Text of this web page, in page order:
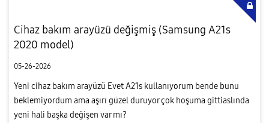
Cihaz bakım arayüzü değişmiş (Samsung A21s
2020 model)
05-26-2026
Yeni cihaz bakım arayüzü Evet A21s kullanıyorum bende bunu
beklemiyordum ama aşırı güzel duruyor çok hoşuma gittiaslında
yeni hali başka değişen var mı?